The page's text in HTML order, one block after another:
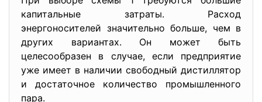
капитальные затраты. Расход
энергоносителей значительно больше, чем в
других вариантах. Он может быть
целесообразен в случае, если предприятие
уже имеет в наличии свободный дистиллятор
и достаточное количество промышленного
пара.